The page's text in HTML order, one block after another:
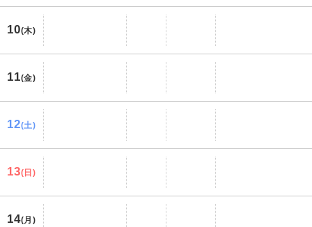
10(木)
11(金)
12(土)
13(日)
14(月)